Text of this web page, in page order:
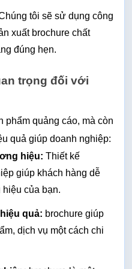
tôi sẽ sử dụng công
xuất brochure chất
đúng hẹn.
trọng đối với
phẩm quảng cáo, mà còn
quả giúp doanh nghiệp:
hiệu: Thiết kế
giúp khách hàng dễ
của bạn.
quả: brochure giúp
dịch vụ một cách chi